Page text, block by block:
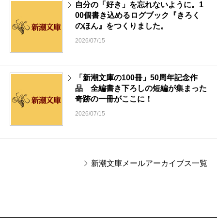
自分の「好き」を忘れないように。1
00個書き込めるログブック『きろく
のほん』をつくりました。
2026/07/15
「新潮文庫の100冊」50周年記念作
品 全編書き下ろしの短編が集まった
奇跡の一冊がここに！
2026/07/15
新潮文庫メールアーカイブス一覧